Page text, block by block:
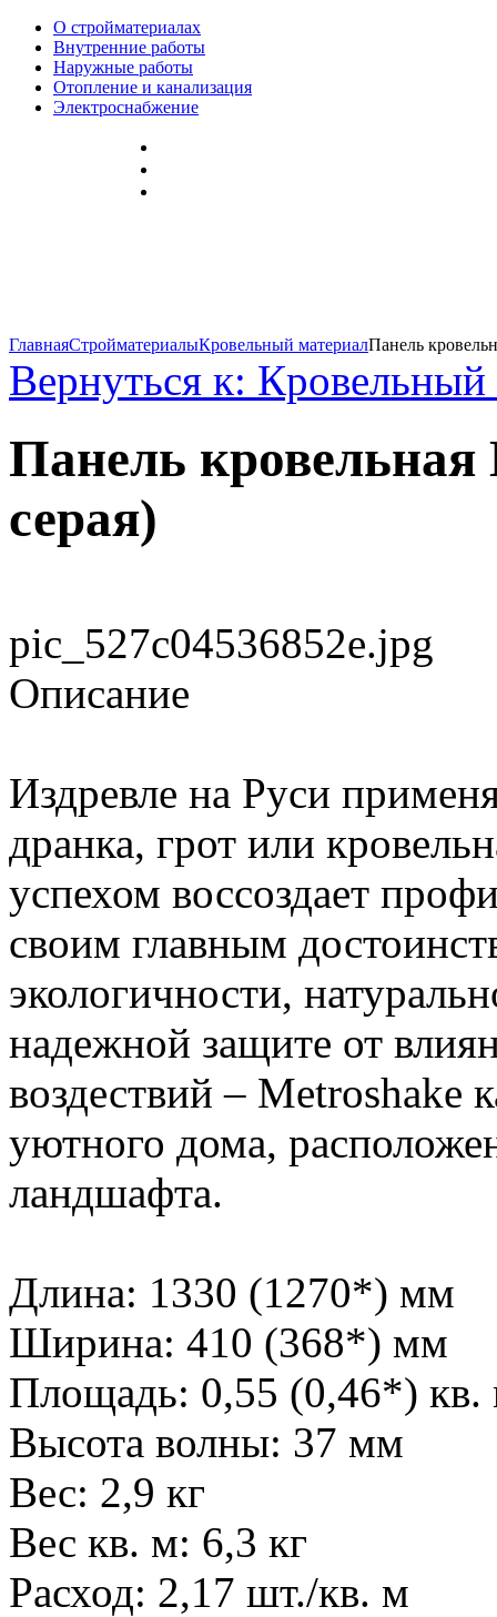
О стройматериалах
Внутренние работы
Наружные работы
Отопление и канализация
Электроснабжение
ГлавнаяСтройматериалыКровельный материалПанель
Вернуться к: Кровельный
Панель
серая)
pic_527c04536852e.jpg
Описание
Издревле на Руси
дранка, грот или
успехом воссоздает
своим главным
экологичности,
надежной защите от
воздествий – Metroshake
уютного дома,
ландшафта.
Длина: 1330 (1270*) мм
Ширина: 410 (368*) мм
Площадь: 0,55 (0,46*) кв.
Высота волны: 37 мм
Вес: 2,9 кг
Вес кв. м: 6,3 кг
Расход: 2,17 шт./кв. м